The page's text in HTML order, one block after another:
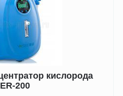
кислорода
200